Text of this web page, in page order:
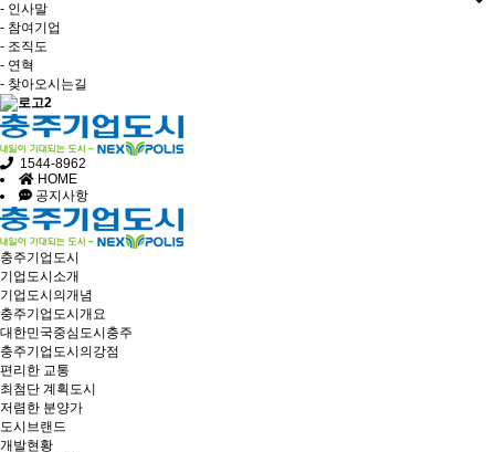
- 인사말
- 참여기업
- 조직도
- 연혁
- 찾아오시는길
1544-8962
HOME
공지사항
충주기업도시
기업도시소개
기업도시의개념
충주기업도시개요
대한민국중심도시충주
충주기업도시의강점
편리한 교통
최첨단 계획도시
저렴한 분양가
도시브랜드
개발현황